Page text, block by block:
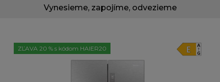
Vynesieme, zapojíme, odvezieme
ZĽAVA 20 % s kódom HAIER20